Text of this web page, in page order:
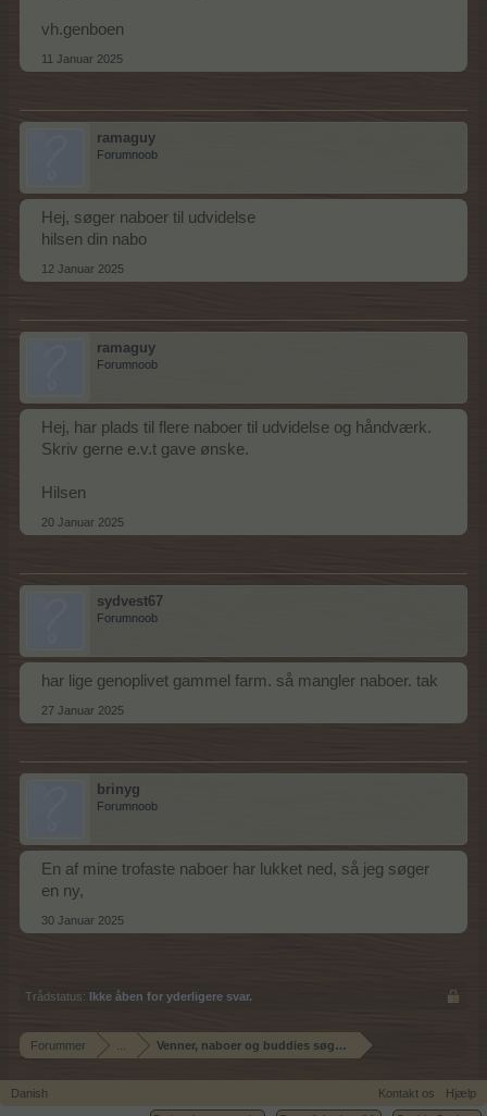
vh.genboen
11 Januar 2025
ramaguy
Forumnoob
Hej, søger naboer til udvidelse
hilsen din nabo
12 Januar 2025
ramaguy
Forumnoob
Hej, har plads til flere naboer til udvidelse og håndværk.
Skriv gerne e.v.t gave ønske.
Hilsen
20 Januar 2025
sydvest67
Forumnoob
har lige genoplivet gammel farm. så mangler naboer. tak
27 Januar 2025
brinyg
Forumnoob
En af mine trofaste naboer har lukket ned, så jeg søger
en ny,
30 Januar 2025
Trådstatus: Ikke åben for yderligere svar.
Forummer Venner, naboer og buddies søgning
Danish Kontakt os
Hjælp